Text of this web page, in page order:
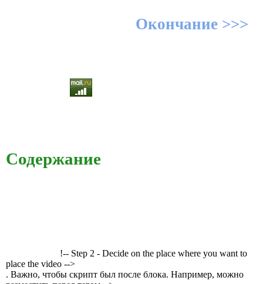
Окончание >>>
Содержание
!-- Step 2 - Decide on the place where you want to
place the video -->
. Важно, чтобы скрипт был после блока. Например, можно